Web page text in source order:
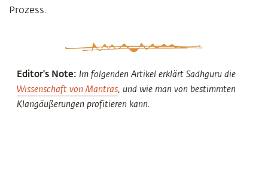
Prozess.
Editor's Note: Im folgenden Artikel erklärt Sadhguru die
Wissenschaft von Mantras, und wie man von bestimmten
Klangäußerungen profitieren kann.